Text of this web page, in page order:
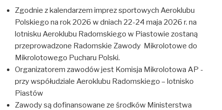
Zgodnie z kalendarzem imprez sportowych Aeroklubu
Polskiego na rok 2026 w dniach 22-24 maja 2026 r. na
lotnisku Aeroklubu Radomskiego w Piastowie zostaną
przeprowadzone Radomskie Zawody Mikrolotowe do
Mikrolotowego Pucharu Polski.
Organizatorem zawodów jest Komisja Mikrolotowa AP -
przy współudziale Aeroklubu Radomskiego – lotnisko
Piastów
Zawody są dofinansowane ze środków Ministerstwa